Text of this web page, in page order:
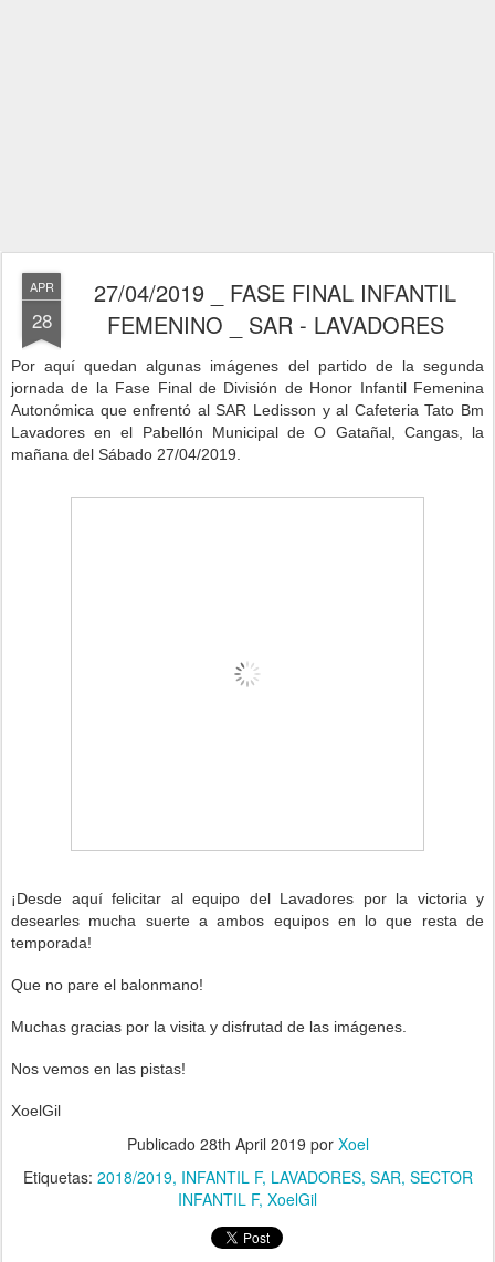
APR
28
27/04/2019 _ FASE FINAL INFANTIL
FEMENINO _ SAR - LAVADORES
Por aquí quedan algunas imágenes del partido de la segunda
jornada de la Fase Final de División de Honor Infantil Femenina
Autonómica que enfrentó al SAR Ledisson y al Cafeteria Tato Bm
Lavadoresen el Pabellón Municipal de O Gatañal, Cangas, la
mañana del Sábado 27/04/2019.
¡Desde aquí felicitar al equipo del Lavadores por la victoria y
desearles mucha suerte a ambos equipos en lo que resta de
temporada!
Que no pare el balonmano!
Muchas gracias por la visita y disfrutad de las imágenes.
Nos vemos en las pistas!
XoelGil
Publicado 28th April 2019 por Xoel
Etiquetas: 2018/2019 INFANTIL F LAVADORES SAR SECTOR
INFANTIL F XoelGil